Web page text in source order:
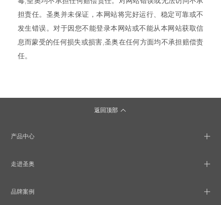
担责任。圣奥并未保证，本网站将完好运行、稳定可靠或不
发生错误。对于因您不能登录本网站或不能从本网站获取信
息而蒙受的任何损失或损害,圣奥在任何方面均不承担赔偿责
任。
返回顶部
产品中心
走进圣奥
品牌案例